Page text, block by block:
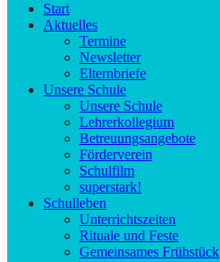
Start
Aktuelles
Termine
Newsletter
Elternbriefe
Unsere Schule
Unsere Schule
Lehrerkollegium
Betreuungsangebote
Förderverein
Schulfilm
superstark!
Schulleben
Unterrichtszeiten
Rituale und Feste
Gemeinsames Frühstück